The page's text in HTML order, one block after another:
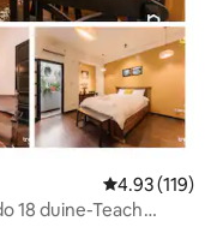
Meánrátáil
4.93 (119)
18 duine-Teach